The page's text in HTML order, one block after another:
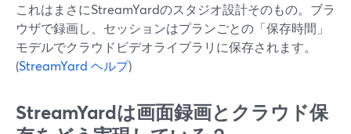
これはまさにStreamYardのスタジオ設計そのもの。ブラ
ウザで録画し、セッションはプランごとの「保存時間」
モデルでクラウドビデオライブラリに保存されます。
(StreamYard ヘルプ)
StreamYardは画面録画とクラウド保